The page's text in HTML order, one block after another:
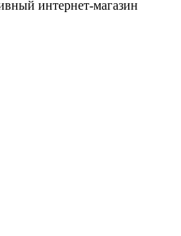
интернет-магазин